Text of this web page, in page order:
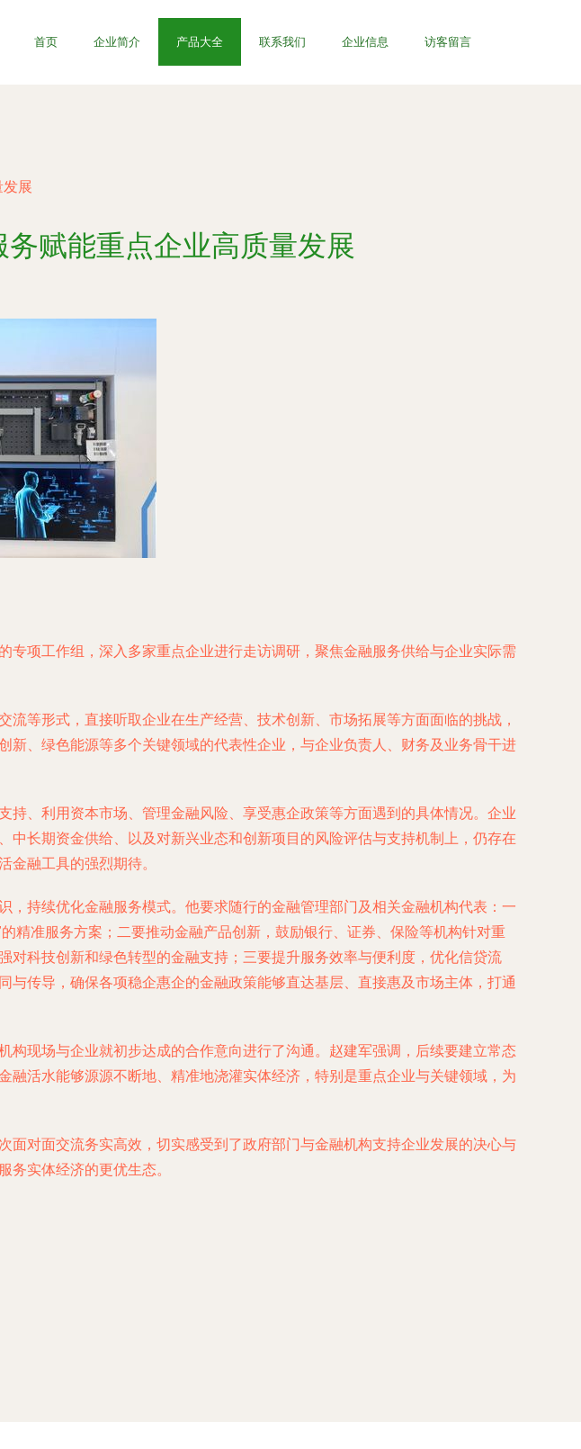
首页 企业简介 产品大全 联系我们 企业信息 访客留言
展
赋能重点企业高质量发展
项工作组，深入多家重点企业进行走访调研，聚焦金融服务供给与企业实际需
等形式，直接听取企业在生产经营、技术创新、市场拓展等方面面临的挑战，
、绿色能源等多个关键领域的代表性企业，与企业负责人、财务及业务骨干进
、利用资本市场、管理金融风险、享受惠企政策等方面遇到的具体情况。企业
长期资金供给、以及对新兴业态和创新项目的风险评估与支持机制上，仍存在
融工具的强烈期待。
持续优化金融服务模式。他要求随行的金融管理部门及相关金融机构代表：一
精准服务方案；二要推动金融产品创新，鼓励银行、证券、保险等机构针对重
科技创新和绿色转型的金融支持；三要提升服务效率与便利度，优化信贷流
传导，确保各项稳企惠企的金融政策能够直达基层、直接惠及市场主体，打通
现场与企业就初步达成的合作意向进行了沟通。赵建军强调，后续要建立常态
活水能够源源不断地、精准地浇灌实体经济，特别是重点企业与关键领域，为
对面交流务实高效，切实感受到了政府部门与金融机构支持企业发展的决心与
实体经济的更优生态。